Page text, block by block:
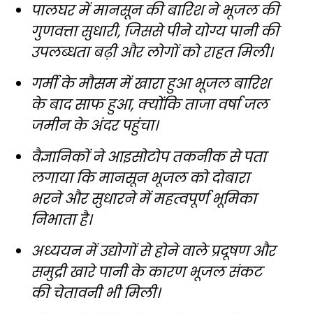
पालघर में मानसून की बारिश ने भूजल की
गुणवत्ता सुधारी, जिससे पीने योग्य पानी की
उपलब्धता बढ़ी और लोगों को राहत मिली।
गर्मी के मौसम में खारा हुआ भूजल बारिश
के बाद साफ हुआ, क्योंकि ताजा वर्षा जल
जमीन के अंदर पहुंचा।
वैज्ञानिकों ने आइसोटोप तकनीक से पता
लगाया कि मानसून भूजल को दोबारा
भरने और सुधारने में महत्वपूर्ण भूमिका
निभाता है।
अध्ययन में उद्योगों से होने वाले प्रदूषण और
समुद्री खारे पानी के कारण भूजल संकट
की चेतावनी भी मिली।